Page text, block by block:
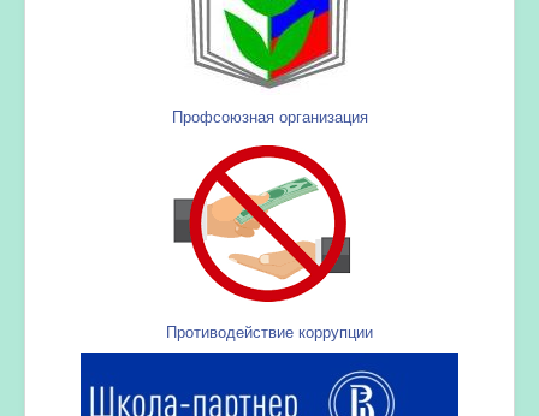
Профсоюзная организация
Противодействие коррупции